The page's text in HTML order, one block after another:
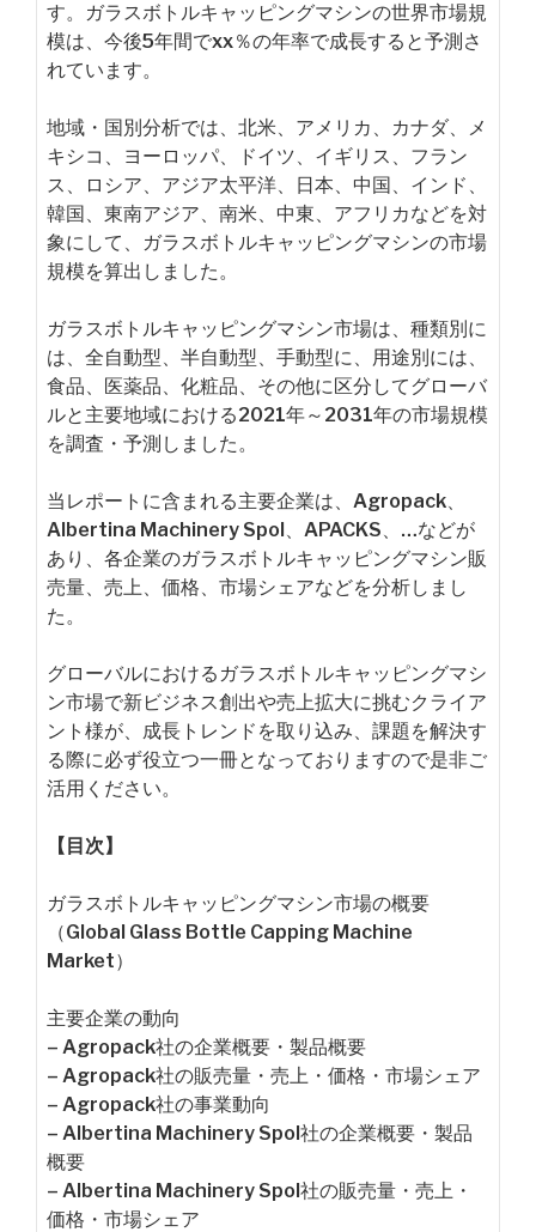
す。ガラスボトルキャッピングマシンの世界市場規
模は、今後5年間でxx％の年率で成長すると予測さ
れています。
地域・国別分析では、北米、アメリカ、カナダ、メ
キシコ、ヨーロッパ、ドイツ、イギリス、フラン
ス、ロシア、アジア太平洋、日本、中国、インド、
韓国、東南アジア、南米、中東、アフリカなどを対
象にして、ガラスボトルキャッピングマシンの市場
規模を算出しました。
ガラスボトルキャッピングマシン市場は、種類別に
は、全自動型、半自動型、手動型に、用途別には、
食品、医薬品、化粧品、その他に区分してグローバ
ルと主要地域における2021年～2031年の市場規模
を調査・予測しました。
当レポートに含まれる主要企業は、Agropack、
Albertina Machinery Spol、APACKS、…などが
あり、各企業のガラスボトルキャッピングマシン販
売量、売上、価格、市場シェアなどを分析しまし
た。
グローバルにおけるガラスボトルキャッピングマシ
ン市場で新ビジネス創出や売上拡大に挑むクライア
ント様が、成長トレンドを取り込み、課題を解決す
る際に必ず役立つ一冊となっておりますので是非ご
活用ください。
【目次】
ガラスボトルキャッピングマシン市場の概要
（Global Glass Bottle Capping Machine
Market）
主要企業の動向
– Agropack社の企業概要・製品概要
– Agropack社の販売量・売上・価格・市場シェア
– Agropack社の事業動向
– Albertina Machinery Spol社の企業概要・製品
概要
– Albertina Machinery Spol社の販売量・売上・
価格・市場シェア